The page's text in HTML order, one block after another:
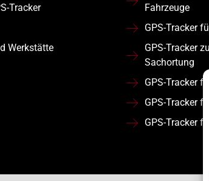
Tracker
Werkstätte
Fahrzeuge
GPS-Tracker
GPS-Tracker
Sachortung
GPS-Tracker
GPS-Tracker
GPS-Tracker